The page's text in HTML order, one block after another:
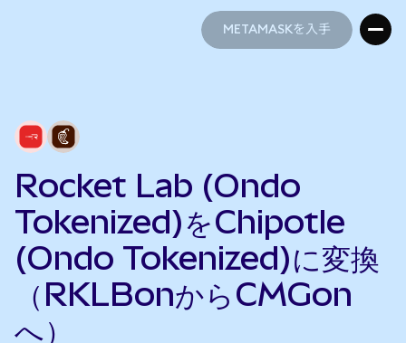
METAMASKを入手
Rocket Lab (Ondo
Tokenized)をChipotle
(Ondo Tokenized)に変換
（RKLBonからCMGon
へ）